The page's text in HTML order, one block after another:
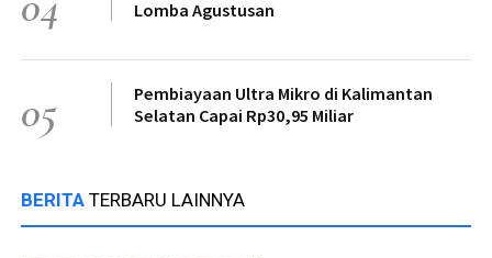
Lomba Agustusan
05
Pembiayaan Ultra Mikro di Kalimantan
Selatan Capai Rp30,95 Miliar
BERITA TERBARU LAINNYA